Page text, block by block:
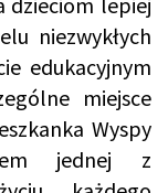
niezwykłych
edukacyjnym
miejsce
Wyspy
jednej z